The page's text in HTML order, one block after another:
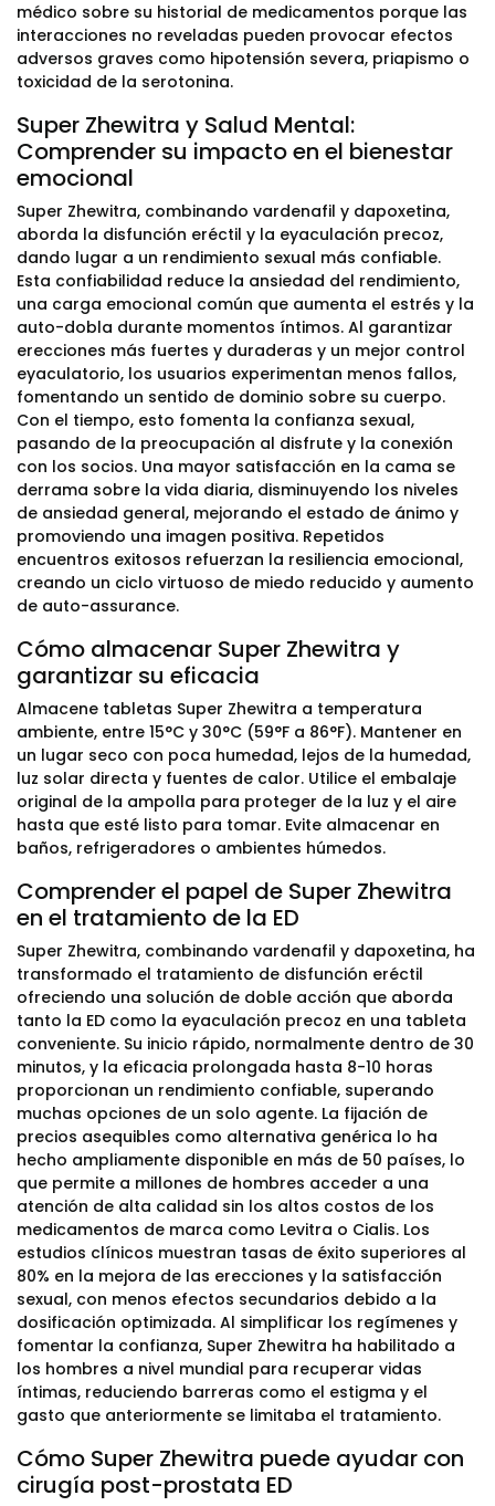
médico sobre su historial de medicamentos porque las
interacciones no reveladas pueden provocar efectos
adversos graves como hipotensión severa, priapismo o
toxicidad de la serotonina.
Super Zhewitra y Salud Mental:
Comprender su impacto en el bienestar
emocional
Super Zhewitra, combinando vardenafil y dapoxetina,
aborda la disfunción eréctil y la eyaculación precoz,
dando lugar a un rendimiento sexual más confiable.
Esta confiabilidad reduce la ansiedad del rendimiento,
una carga emocional común que aumenta el estrés y la
auto-dobla durante momentos íntimos. Al garantizar
erecciones más fuertes y duraderas y un mejor control
eyaculatorio, los usuarios experimentan menos fallos,
fomentando un sentido de dominio sobre su cuerpo.
Con el tiempo, esto fomenta la confianza sexual,
pasando de la preocupación al disfrute y la conexión
con los socios. Una mayor satisfacción en la cama se
derrama sobre la vida diaria, disminuyendo los niveles
de ansiedad general, mejorando el estado de ánimo y
promoviendo una imagen positiva. Repetidos
encuentros exitosos refuerzan la resiliencia emocional,
creando un ciclo virtuoso de miedo reducido y aumento
de auto-assurance.
Cómo almacenar Super Zhewitra y
garantizar su eficacia
Almacene tabletas Super Zhewitra a temperatura
ambiente, entre 15°C y 30°C (59°F a 86°F). Mantener en
un lugar seco con poca humedad, lejos de la humedad,
luz solar directa y fuentes de calor. Utilice el embalaje
original de la ampolla para proteger de la luz y el aire
hasta que esté listo para tomar. Evite almacenar en
baños, refrigeradores o ambientes húmedos.
Comprender el papel de Super Zhewitra
en el tratamiento de la ED
Super Zhewitra, combinando vardenafil y dapoxetina, ha
transformado el tratamiento de disfunción eréctil
ofreciendo una solución de doble acción que aborda
tanto la ED como la eyaculación precoz en una tableta
conveniente. Su inicio rápido, normalmente dentro de 30
minutos, y la eficacia prolongada hasta 8-10 horas
proporcionan un rendimiento confiable, superando
muchas opciones de un solo agente. La fijación de
precios asequibles como alternativa genérica lo ha
hecho ampliamente disponible en más de 50 países, lo
que permite a millones de hombres acceder a una
atención de alta calidad sin los altos costos de los
medicamentos de marca como Levitra o Cialis. Los
estudios clínicos muestran tasas de éxito superiores al
80% en la mejora de las erecciones y la satisfacción
sexual, con menos efectos secundarios debido a la
dosificación optimizada. Al simplificar los regímenes y
fomentar la confianza, Super Zhewitra ha habilitado a
los hombres a nivel mundial para recuperar vidas
íntimas, reduciendo barreras como el estigma y el
gasto que anteriormente se limitaba el tratamiento.
Cómo Super Zhewitra puede ayudar con
cirugía post-prostata ED